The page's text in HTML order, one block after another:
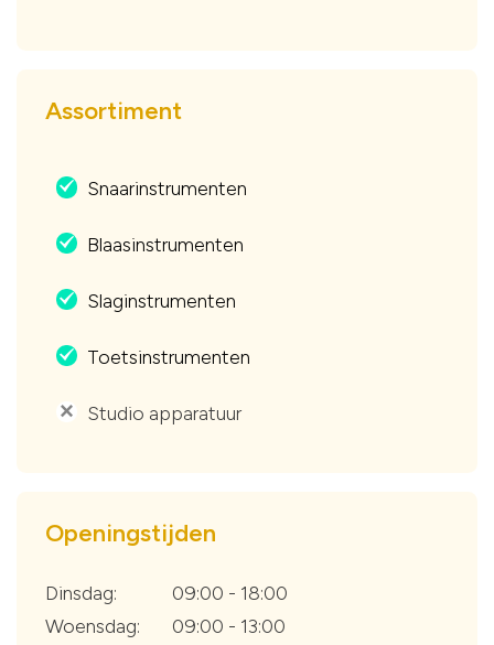
Assortiment
. Snaarinstrumenten
. Blaasinstrumenten
. Slaginstrumenten
. Toetsinstrumenten
' Studio apparatuur
Openingstijden
Dinsdag:
09:00 - 18:00
Woensdag:
09:00 - 13:00